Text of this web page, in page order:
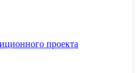
проекта